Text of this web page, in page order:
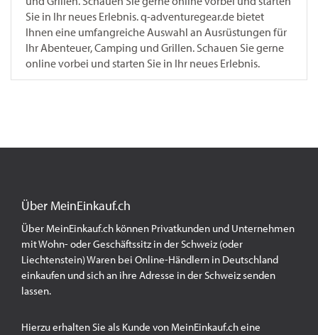
Sie in Ihr neues Erlebnis. q-adventuregear.de bietet
Ihnen eine umfangreiche Auswahl an Ausrüstungen für
Ihr Abenteuer, Camping und Grillen. Schauen Sie gerne
online vorbei und starten Sie in Ihr neues Erlebnis.
Über MeinEinkauf.ch
Über MeinEinkauf.ch können Privatkunden und Unternehmen
mit Wohn- oder Geschäftssitz in der Schweiz (oder
Liechtenstein) Waren bei Online-Händlern in Deutschland
einkaufen und sich an ihre Adresse in der Schweiz senden
lassen.
Hierzu erhalten Sie als Kunde von MeinEinkauf.ch eine